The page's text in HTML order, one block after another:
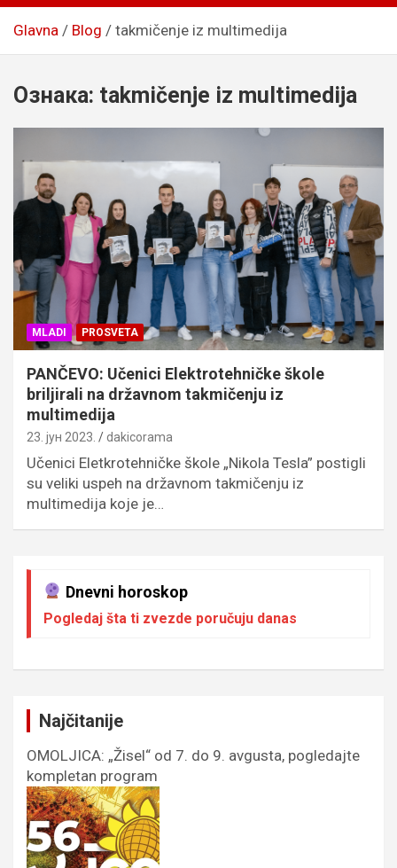
Glavna Blog takmičenje iz multimedija
Ознака: takmičenje iz multimedija
MLADI PROSVETA
PANČEVO: Učenici Elektrotehničke škole
briljirali na državnom takmičenju iz
multimedija
23. јун 2023. dakicorama
Učenici Eletkrotehničke škole „Nikola Tesla” postigli
su veliki uspeh na državnom takmičenju iz
multimedija koje je…
Dnevni horoskop
Pogledaj šta ti zvezde poručuju danas
Najčitanije
OMOLJICA: „Žisel“ od 7. do 9. avgusta, pogledajte
kompletan program